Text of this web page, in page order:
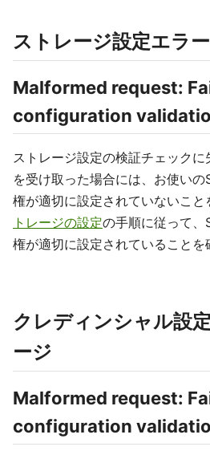
ストレージ設定エラ
Malformed request:
configuration
ストレージ設定の検証チェック
を受け取った場合には、お使い
権が適切に設定されていないこと
トレージの設定の手順に従って、
権が適切に設定されていることを
クレディンシャル設
ージ
Malformed request:
configuration